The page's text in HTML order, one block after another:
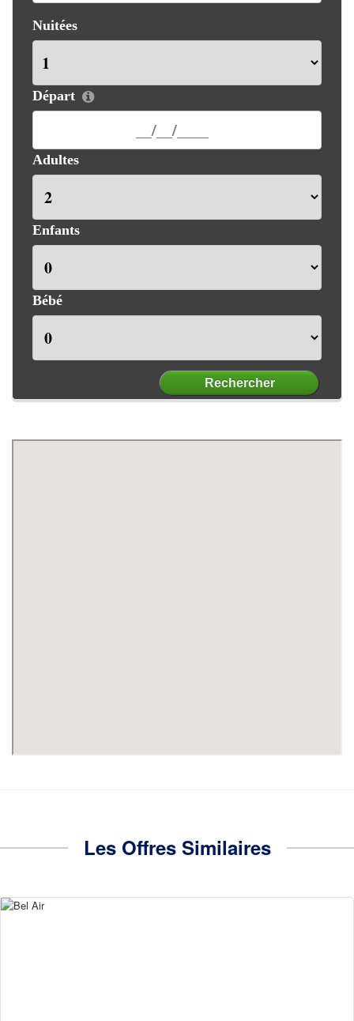
Nuitées
Départ
Adultes
Enfants
Bébé
Les Offres Similaires